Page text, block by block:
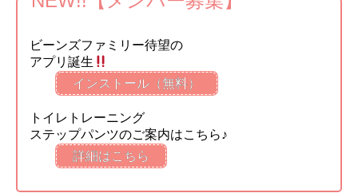
ビーンズファミリー待望の
アプリ誕生
インストール（無料）
トイレトレーニング
ステップパンツのご案内はこちら♪
詳細はこちら